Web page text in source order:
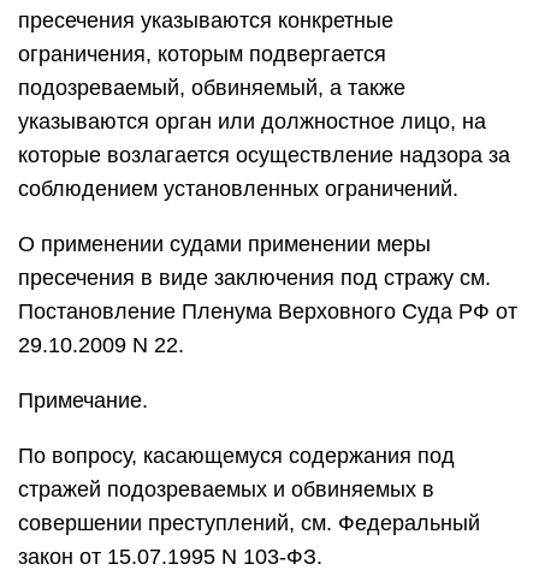
пресечения указываются конкретные
ограничения, которым подвергается
подозреваемый, обвиняемый, а также
указываются орган или должностное лицо, на
которые возлагается осуществление надзора за
соблюдением установленных ограничений.
О применении судами применении меры
пресечения в виде заключения под стражу см.
Постановление Пленума Верховного Суда РФ от
29.10.2009 N 22.
Примечание.
По вопросу, касающемуся содержания под
стражей подозреваемых и обвиняемых в
совершении преступлений, см. Федеральный
закон от 15.07.1995 N 103-ФЗ.